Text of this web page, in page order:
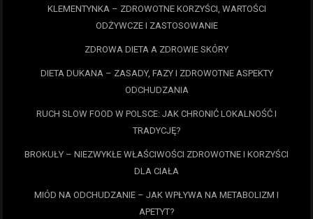
KLEMENTYNKA – ZDROWOTNE KORZYŚCI, WARTOŚCI
ODŻYWCZE I ZASTOSOWANIE
ZDROWA DIETA A ZDROWIE SKÓRY
DIETA DUKANA – ZASADY, FAZY I ZDROWOTNE ASPEKTY
ODCHUDZANIA
RUCH SLOW FOOD W POLSCE: JAK CHRONIĆ LOKALNOŚĆ I
TRADYCJĘ?
BROKUŁY – NIEZWYKŁE WŁAŚCIWOŚCI ZDROWOTNE I KORZYŚCI
DLA CIAŁA
MIÓD NA ODCHUDZANIE – JAK WPŁYWA NA METABOLIZM I
APETYT?